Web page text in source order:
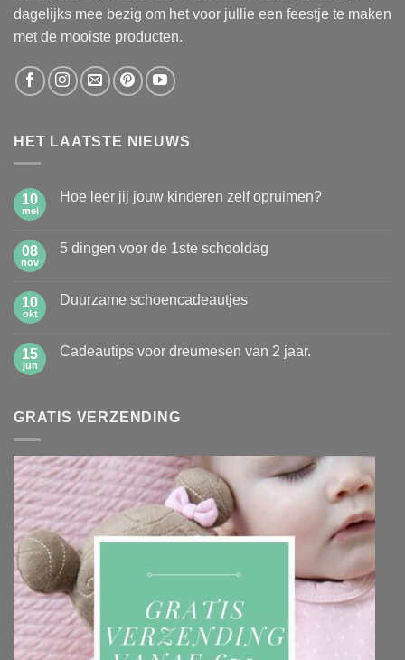
dagelijks mee bezig om het voor jullie een feestje te maken
met de mooiste producten.
HET LAATSTE NIEUWS
10
mei
Hoe leer jij jouw kinderen zelf opruimen?
Hoe
kinderen
zelf
08
nov
5 dingen voor de 1ste schooldag
5
1ste
schooldag
10
okt
Duurzame schoencadeautjes
Duurzame
15
jun
Cadeautips voor dreumesen van 2 jaar.
voor
jaar.
GRATIS VERZENDING